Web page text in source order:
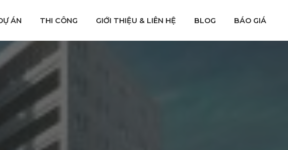
ÁN THI CÔNG GIỚI THIỆU & LIÊN HỆ BLOG BÁO GIÁ